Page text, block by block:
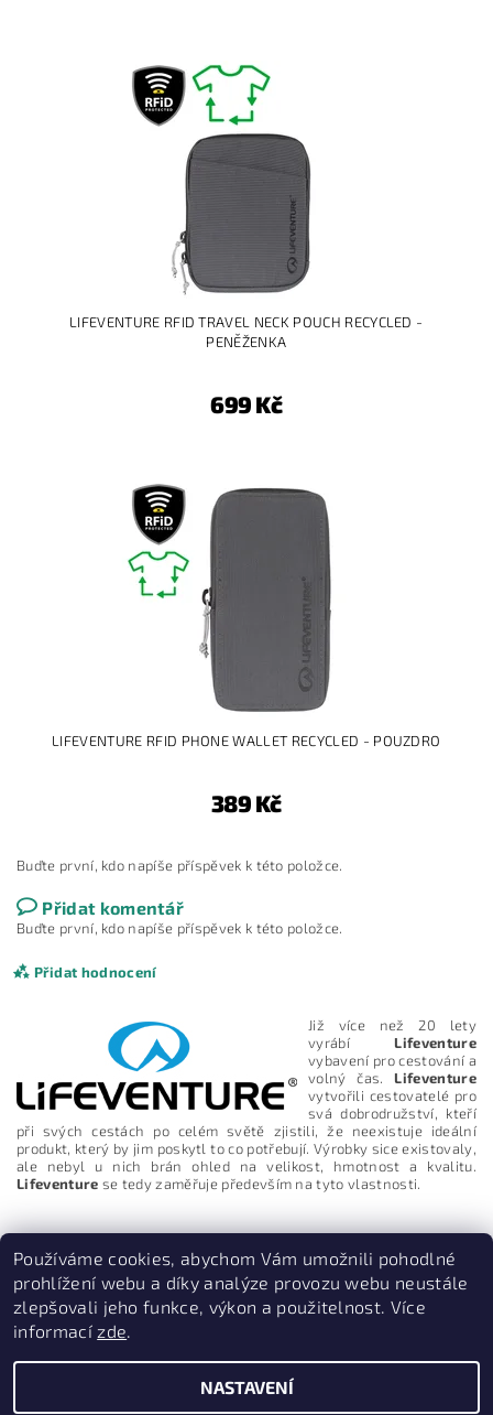
LIFEVENTURE RFID TRAVEL NECK POUCH RECYCLED -
PENĚŽENKA
699 Kč
LIFEVENTURE RFID PHONE WALLET RECYCLED - POUZDRO
389 Kč
Buďte první, kdo napíše příspěvek k této položce.
Přidat komentář
Buďte první, kdo napíše příspěvek k této položce.
Přidat hodnocení
Vložením hodnocení souhlasíte s podmínkami ochrany
osobních údajů
Již více než 20 lety
vyrábíLifeventure
vybavení pro cestování a
volný čas.Lifeventure
vytvořili cestovatelé pro
svá dobrodružství, kteří
při svých cestách po celém světě zjistili, že neexistuje ideální
produkt, který by jim poskytl to co potřebují. Výrobky sice existovaly,
ale nebyl u nich brán ohled na velikost, hmotnost a kvalitu.
Lifeventure se tedy zaměřuje především na tyto vlastnosti.
PruvodceNakopce.Cz
Používáme cookies, abychom Vám umožnili pohodlné
prohlížení webu a díky analýze provozu webu neustále
zlepšovali jeho funkce, výkon a použitelnost. Více
informacízde.
NASTAVENÍ